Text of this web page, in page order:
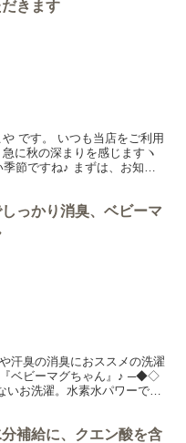
きます
です。 いつも当店をご利用
に秋の深まりを感じますヽ
節ですね♪ まずは、お知ら
っかり消臭、ベビーマ
汗臭の消臭におススメの洗濯
『ベビーマグちゃん』♪ ─◆◇
お洗濯。水素水パワーで汚
補給に、クエン酸を含